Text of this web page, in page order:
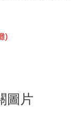
)
圖片